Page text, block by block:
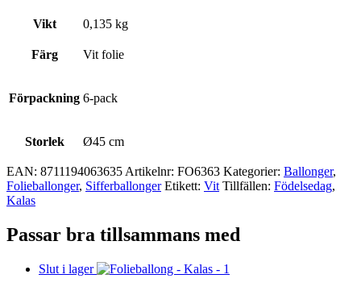
Vikt 0,135 kg
Färg Vit folie
Förpackning 6-pack
Storlek Ø45 cm
EAN: 8711194063635 Artikelnr: FO6363 Kategorier: Ballonger,
Folie­­­ballonger, Siffer­­ballonger Etikett: Vit Tillfällen: Födelsedag,
Kalas
Passar bra tillsammans med
Slut i lager